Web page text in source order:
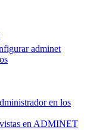
adminet
en los
en ADMINET